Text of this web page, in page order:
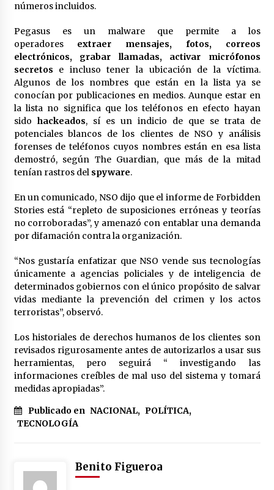
números incluidos.
Pegasus es un malware que permite a los
operadoresextraer mensajes, fotos, correos
electrónicos, grabar llamadas, activar micrófonos
secretos e incluso tener la ubicación de la víctima.
Algunos de los nombres que están en la lista ya se
conocían por publicaciones en medios. Aunque estar en
la lista no significa que los teléfonos en efecto hayan
sido hackeados, sí es un indicio de que se trata de
potenciales blancos de los clientes de NSO y análisis
forenses de teléfonos cuyos nombres están en esa lista
demostró, según The Guardian, que más de la mitad
tenían rastros del spyware.
En un comunicado, NSO dijo que el informe de Forbidden
Stories está “repleto de suposiciones erróneas y teorías
no corroboradas”, y amenazó con entablar una demanda
por difamación contra la organización.
“Nos gustaría enfatizar que NSO vende sus tecnologías
únicamente a agencias policiales y de inteligencia de
determinados gobiernos con el único propósito de salvar
vidas mediante la prevención del crimen y los actos
terroristas”, observó.
Los historiales de derechos humanos de los clientes son
revisados rigurosamente antes de autorizarlos a usar sus
herramientas, pero seguirá “ investigando las
informaciones creíbles de mal uso del sistema y tomará
medidas apropiadas”.
Publicado en NACIONAL, POLÍTICA,
TECNOLOGÍA
Benito Figueroa